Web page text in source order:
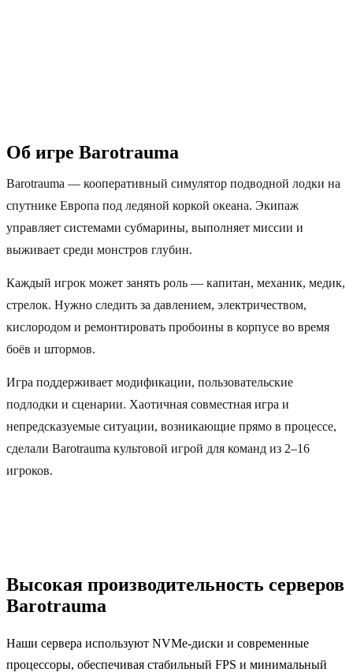
Об игре Barotrauma
Barotrauma — кооперативный симулятор подводной лодки на
спутнике Европа под ледяной коркой океана. Экипаж
управляет системами субмарины, выполняет миссии и
выживает среди монстров глубин.
Каждый игрок может занять роль — капитан, механик, медик,
стрелок. Нужно следить за давлением, электричеством,
кислородом и ремонтировать пробоины в корпусе во время
боёв и штормов.
Игра поддерживает модификации, пользовательские
подлодки и сценарии. Хаотичная совместная игра и
непредсказуемые ситуации, возникающие прямо в процессе,
сделали Barotrauma культовой игрой для команд из 2–16
игроков.
Высокая производительность серверов
Barotrauma
Наши сервера используют NVMe-диски и современные
процессоры, обеспечивая стабильный FPS и минимальный